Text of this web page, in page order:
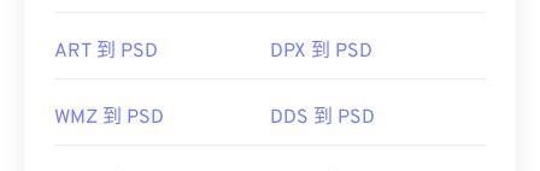
用。為了解決這個問題，PSD 通常會轉換為可以壓
轉換為 JPEG
ART 到 PSD DPX 到 PSD
WMZ 到 PSD DDS 到 PSD